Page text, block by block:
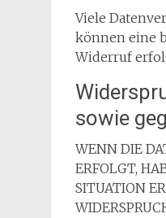
Viele
können eine
Widerruf
sowie
WENN DIE
ERFOLGT,
SITUATION